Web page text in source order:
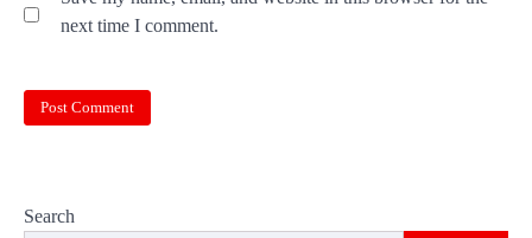
next time I comment.
Search